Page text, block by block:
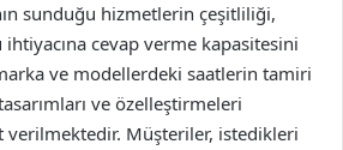
sunduğu hizmetlerin çeşitliliği,
cevap verme kapasitesini
ve modellerdeki saatlerin tamiri
ve özelleştirmeleri
verilmektedir. Müşteriler, istedikleri